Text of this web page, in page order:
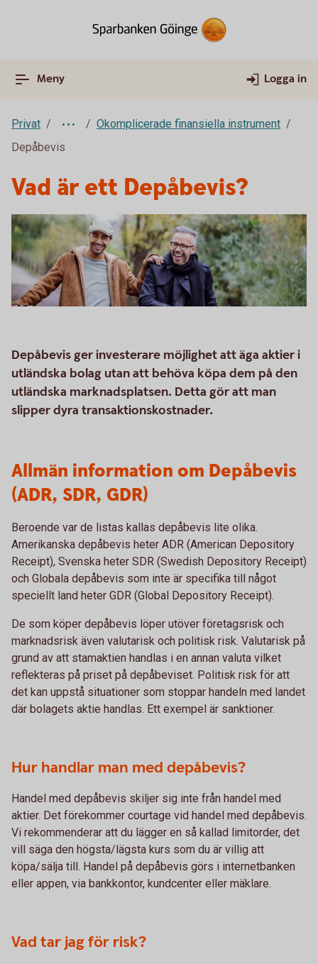
Meny Logga in
Privat
Okomplicerade finansiella instrument
Depåbevis
Vad är ett Depåbevis?
Depåbevis ger investerare möjlighet att äga aktier i
utländska bolag utan att behöva köpa dem på den
utländska marknadsplatsen. Detta gör att man
slipper dyra transaktionskostnader.
Allmän information om Depåbevis
(ADR, SDR, GDR)
Beroende var de listas kallas depåbevis lite olika.
Amerikanska depåbevis heter ADR (American Depository
Receipt), Svenska heter SDR (Swedish Depository Receipt)
och Globala depåbevis som inte är specifika till något
speciellt land heter GDR (Global Depository Receipt).
De som köper depåbevis löper utöver företagsrisk och
marknadsrisk även valutarisk och politisk risk. Valutarisk på
grund av att stamaktien handlas i en annan valuta vilket
reflekteras på priset på depåbeviset. Politisk risk för att
det kan uppstå situationer som stoppar handeln med landet
där bolagets aktie handlas. Ett exempel är sanktioner.
Hur handlar man med depåbevis?
Handel med depåbevis skiljer sig inte från handel med
aktier. Det förekommer courtage vid handel med depåbevis.
Vi rekommenderar att du lägger en så kallad limitorder, det
vill säga den högsta/lägsta kurs som du är villig att
köpa/sälja till. Handel på depåbevis görs i internetbanken
eller appen, via bankkontor, kundcenter eller mäklare.
Vad tar jag för risk?